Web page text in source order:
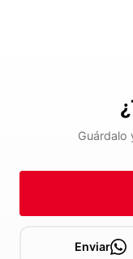
Guárdalo
Enviar